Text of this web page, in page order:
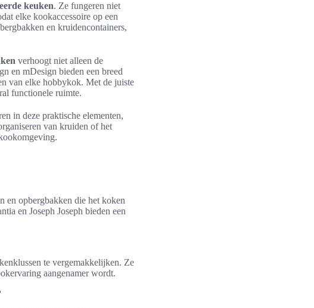
keuken. Ze fungeren niet
elke kookaccessoire op een
en kruidencontainers,
verhoogt niet alleen de
en mDesign bieden een breed
van elke hobbykok. Met de juiste
functionele ruimte.
in deze praktische elementen,
van kruiden of het
en opbergbakken die het koken
en Joseph Joseph bieden een
te vergemakkelijken. Ze
aangenamer wordt.